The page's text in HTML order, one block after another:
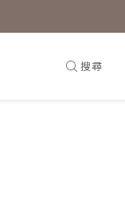
搜尋